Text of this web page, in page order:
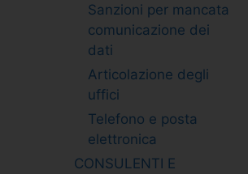
Sanzioni per mancata
comunicazione dei
dati
Articolazione degli
uffici
Telefono e posta
elettronica
CONSULENTI E